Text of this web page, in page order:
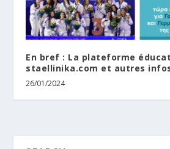
En bref : La plateforme
staellinika.com et autres
26/01/2024